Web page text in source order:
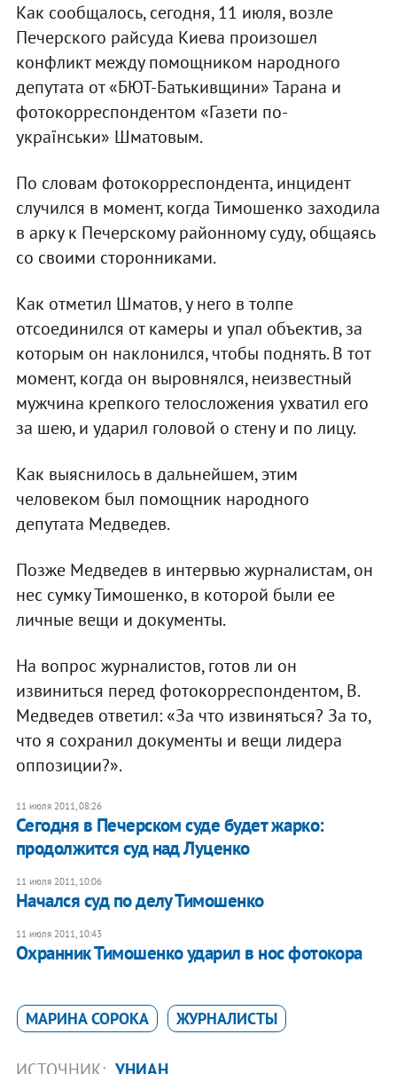
Как сообщалось, сегодня, 11 июля, возле
Печерского райсуда Киева произошел
конфликт между помощником народного
депутата от «БЮТ-Батькивщини» Тарана и
фотокорреспондентом «Газети по-
українськи» Шматовым.
По словам фотокорреспондента, инцидент
случился в момент, когда Тимошенко заходила
в арку к Печерскому районному суду, общаясь
со своими сторонниками.
Как отметил Шматов, у него в толпе
отсоединился от камеры и упал объектив, за
которым он наклонился, чтобы поднять. В тот
момент, когда он выровнялся, неизвестный
мужчина крепкого телосложения ухватил его
за шею, и ударил головой о стену и по лицу.
Как выяснилось в дальнейшем, этим
человеком был помощник народного
депутата Медведев.
Позже Медведев в интервью журналистам, он
нес сумку Тимошенко, в которой были ее
личные вещи и документы.
На вопрос журналистов, готов ли он
извиниться перед фотокорреспондентом, В.
Медведев ответил: «За что извиняться? За то,
что я сохранил документы и вещи лидера
оппозиции?».
11 июля 2011, 08:26
​Сегодня в Печерском суде будет жарко:
продолжится суд над Луценко
11 июля 2011, 10:06
Начался суд по делу Тимошенко
11 июля 2011, 10:43
Охранник Тимошенко ударил в нос фотокора
МАРИНА СОРОКА ЖУРНАЛИСТЫ